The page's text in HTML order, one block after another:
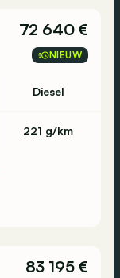
72 640 €
NIEUW
Diesel
221 g/km
83 195 €